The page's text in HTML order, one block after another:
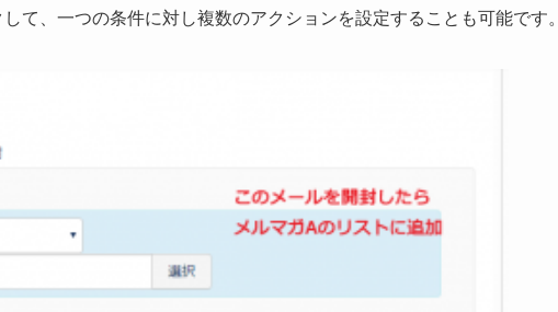
て、一つの条件に対し複数のアクションを設定することも可能です。